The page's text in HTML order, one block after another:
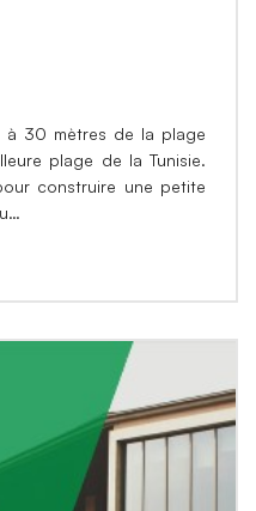
à 30 mètres de la plage
plage de la Tunisie.
construire une petite